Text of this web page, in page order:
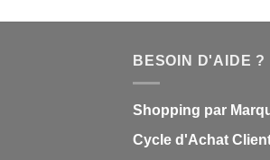
BESOIN D'AIDE ?
Shopping par
Cycle d'Achat